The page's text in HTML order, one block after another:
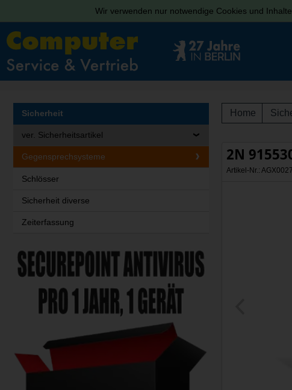
Wir verwenden nur notwendige Cookies und
Home
2N
Artikel-Nr.:
Sicherheit
ver. Sicherheitsartikel
Gegensprechsysteme
Schlösser
Sicherheit diverse
Zeiterfassung